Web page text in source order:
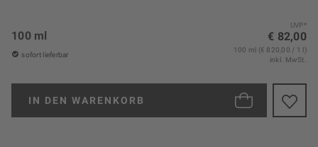
UVP*
€ 82,00
100 ml
sofort lieferbar
100 ml (€ 820,00 / 1 l)
inkl. MwSt.
IN DEN WARENKORB